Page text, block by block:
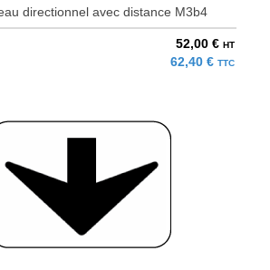
directionnel avec distance M3b4
52,00 € HT
62,40 € TTC